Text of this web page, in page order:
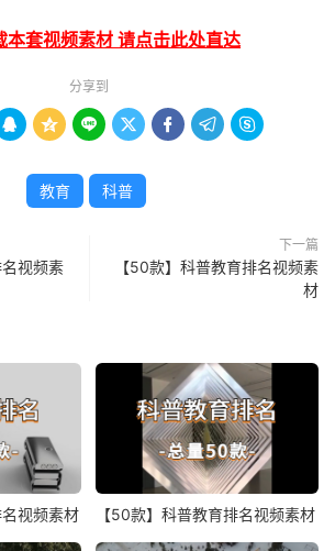
本套视频素材 请点击此处直达
分享到
      
教育 科普
名视频素
下一篇
【50款】科普教育排名视频素
材
名视频素材 【50款】科普教育排名视频素材